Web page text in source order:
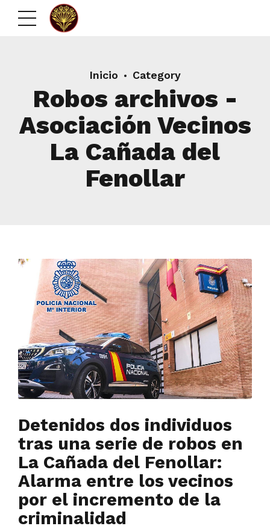
Inicio Category
Robos archivos -
Asociación Vecinos
La Cañada del
Fenollar
Detenidos dos individuos
tras una serie de robos en
La Cañada del Fenollar:
Alarma entre los vecinos
por el incremento de la
criminalidad